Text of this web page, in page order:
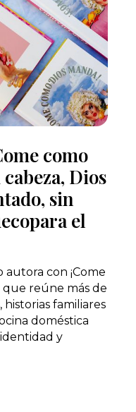
como
Dios
sin
el
con ¡Come
que reúne más de
historias familiares
doméstica
y